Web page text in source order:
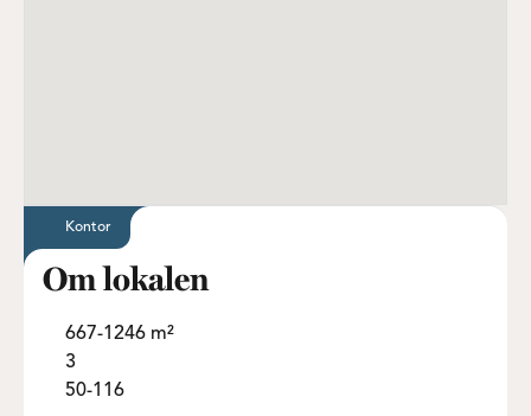
Kontor
Om lokalen
667-1246 m²
3
50-116